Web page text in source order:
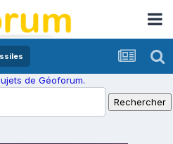
de Géoforum.